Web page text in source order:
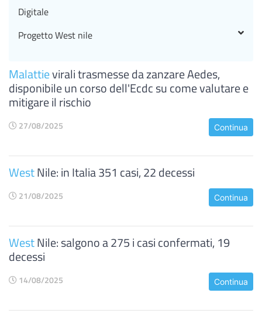
Malattievirali trasmesse da zanzare Aedes,
disponibile un corso dell'Ecdc su come valutare e
mitigare il rischio
27/08/2025 Continua
WestNile: in Italia 351 casi, 22 decessi
21/08/2025 Continua
WestNile: salgono a 275 i casi confermati, 19
decessi
14/08/2025 Continua
Digitale
Progetto West nile